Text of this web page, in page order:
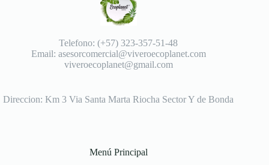
Telefono: (+57) 323-357-51-48
Email: asesorcomercial@viveroecoplanet.com
viveroecoplanet@gmail.com
Direccion: Km 3 Via Santa Marta Riocha Sector Y de Bonda
Menú Principal